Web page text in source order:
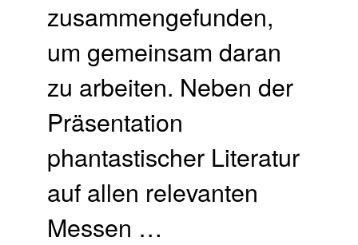
zusammengefunden,
um gemeinsam daran
zu arbeiten. Neben der
Präsentation
phantastischer Literatur
auf allen relevanten
Messen …